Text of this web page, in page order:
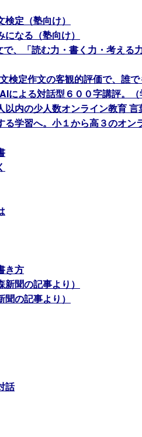
定（塾向け）
なる（塾向け）
、「読む力・書く力・考える
検定作文の客観的評価で、誰
による対話型６００字講評。
以内の少人数オンライン教育 言
る学習へ。小１から高３のオン
き方
聞の記事より）
の記事より）
話